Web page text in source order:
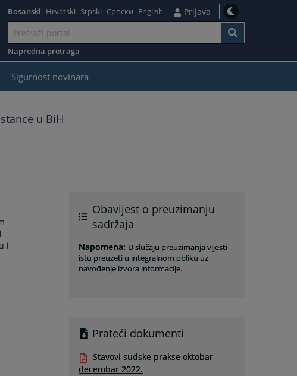
Bosanski Hrvatski Srpski Српски English Prijava
Napredna pretraga
Sigurnost novinara
u BiH
i
Obavijest o preuzimanju
sadržaja
Napomena: U slučaju preuzimanja vijesti
istu preuzeti u integralnom obliku uz
navođenje izvora informacije.
Prateći dokumenti
Stavovi sudske prakse oktobar-
decembar 2022.